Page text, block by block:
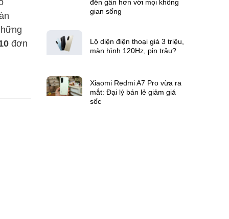
đơn
đến gần hơn với mọi không
gian sống
Lộ diện điện thoại giá 3 triệu,
màn hình 120Hz, pin trâu?
Xiaomi Redmi A7 Pro vừa ra
mắt: Đại lý bán lẻ giảm giá
sốc